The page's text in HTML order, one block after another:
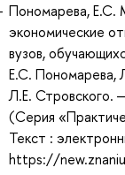
Пономарева, Е.С.
экономические
вузов,
Е.С. Пономарева,
Л.Е.
(Серия
Текст :
https://